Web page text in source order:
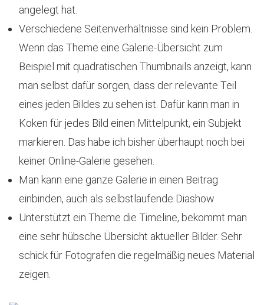
angelegt hat.
Verschiedene Seitenverhältnisse sind kein Problem.
Wenn das Theme eine Galerie-Übersicht zum
Beispiel mit quadratischen Thumbnails anzeigt, kann
man selbst dafür sorgen, dass der relevante Teil
eines jeden Bildes zu sehen ist. Dafür kann man in
Koken für jedes Bild einen Mittelpunkt, ein Subjekt
markieren. Das habe ich bisher überhaupt noch bei
keiner Online-Galerie gesehen.
Man kann eine ganze Galerie in einen Beitrag
einbinden, auch als selbstlaufende Diashow
Unterstützt ein Theme die Timeline, bekommt man
eine sehr hübsche Übersicht aktueller Bilder. Sehr
schick für Fotografen die regelmäßig neues Material
zeigen.